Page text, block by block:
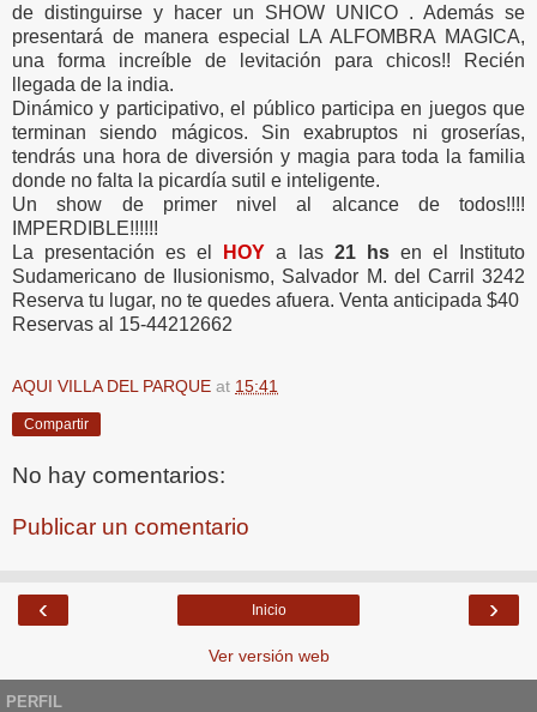
de distinguirse y hacer un SHOW UNICO . Además se
presentará de manera especial LA ALFOMBRA MAGICA,
una forma increíble de levitación para chicos!! Recién
llegada de la india.
Dinámico y participativo, el público participa en juegos que
terminan siendo mágicos. Sin exabruptos ni groserías,
tendrás una hora de diversión y magia para toda la familia
donde no falta la picardía sutil e inteligente.
Un show de primer nivel al alcance de todos!!!!
IMPERDIBLE!!!!!!
La presentación es el
HOY a las 21 hs en el Instituto
Sudamericano de Ilusionismo, Salvador M. del Carril 3242
Reserva tu lugar, no te quedes afuera. Venta anticipada $40
Reservas al 15-44212662
AQUI VILLA DEL PARQUE at 15:41
Compartir
No hay comentarios:
Publicar un comentario
‹ ›
Inicio
Ver versión web
PERFIL